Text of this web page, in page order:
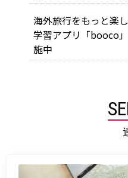
海外旅行をもっと楽
学習アプリ「booco
施中